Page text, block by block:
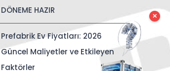
DÖNEME HAZIR
Prefabrik Ev Fiyatları: 2026
Güncel Maliyetler ve Etkileyen
Faktörler
✕